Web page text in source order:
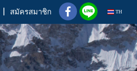
สมัครสมาชิก TH